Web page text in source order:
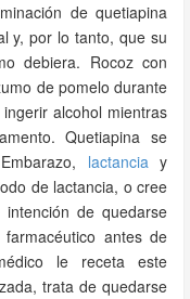
de quetiapina
y, por lo tanto, que su
debiera. Rocoz con
de pomelo durante
alcohol mientras
Quetiapina se
lactanciay
de lactancia, o cree
de quedarse
antes de
le receta este
trata de quedarse